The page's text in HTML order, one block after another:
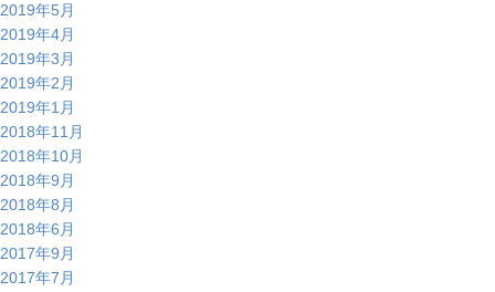
2019年5月
2019年4月
2019年3月
2019年2月
2019年1月
2018年11月
2018年10月
2018年9月
2018年8月
2018年6月
2017年9月
2017年7月